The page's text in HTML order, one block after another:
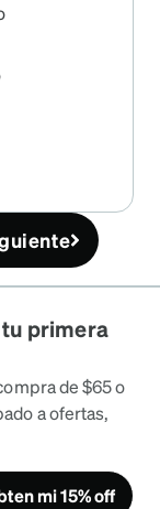
tu primera
de $65 o
a ofertas,
mi 15% off